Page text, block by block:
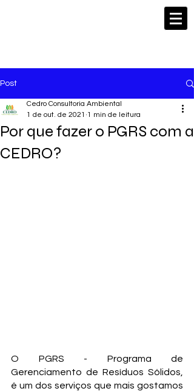
Post
Por que fazer o PGRS com a
CEDRO?
Cedro Consultoria Ambiental
1 de out. de 2021 1 min de leitura
O PGRS - Programa de
Gerenciamento de Resíduos Sólidos,
é um dos serviços que mais gostamos